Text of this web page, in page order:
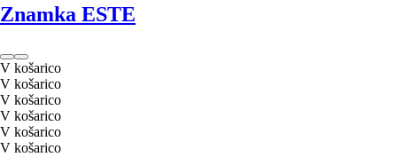
Znamka ESTE
V košarico
V košarico
V košarico
V košarico
V košarico
V košarico